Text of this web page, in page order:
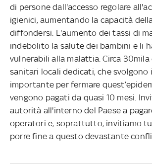
di persone dall'accesso regolare
igienici, aumentando la capacità
diffondersi. L'aumento dei tassi di
indebolito la salute dei bambini e li
vulnerabili alla malattia. Circa
sanitari locali dedicati, che svolgono
importante per fermare
vengono pagati da quasi 10 mesi.
autorità all'interno del Paese a
operatori e, soprattutto, invitiamo
porre fine a questo devastante